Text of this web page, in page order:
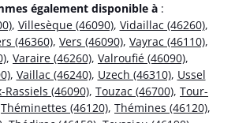
également disponible à :
, Villesèque (46090), Vidaillac (46260),
(46360), Vers (46090), Vayrac (46110),
, Varaire (46260), Valroufié (46090),
, Vaillac (46240), Uzech (46310), Ussel
Rassiels (46090), Touzac (46700), Tour-
Théminettes (46120), Thémines (46120),